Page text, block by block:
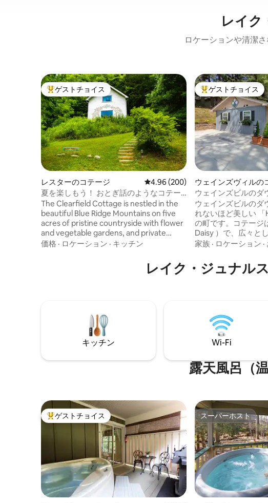
レイク
ロケーションや清潔
大好評のゲストチョイスです。
ゲストチョイス
レスターのコテージ レビュー200件、5つ星中4.96つ星
4.96 (200)
夏を楽しもう！ おとぎ話のようなコテー
ジ！ 眺望！滝！
The Clearfield Cottage is nestled in the
beautiful Blue Ridge Mountains on five
acres of pristine countryside with flower
and vegetable gardens, and private
hiking trails right down to your own little
are spectacular! Available locally is good
dining, fun tailgate markets and farm
famous Biltmore Estate!
価格 · ロケーション · キッチン
大好評のゲストチョ
ゲストチョイス
ウェインズヴィルの
ウェインズビルのダ
しくておしゃれなコ
ウェインズビルのダ
れないほど美しい 「
の町です。コテー
Daisy ）で、広々と
用屋外デッキがあり
部まで徒歩ですぐです。 Amazing
は、サウスメインス
で10分、アシュビル
アエステートを観光
家族 · ロケーション ·
レイク・ジュナル
キッチン Wi-Fi
露天風呂（
大好評のゲストチョイスです。
ゲストチョイス スーパーホスト
スーパーホスト